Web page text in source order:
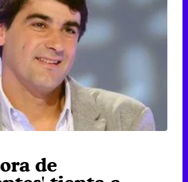
de